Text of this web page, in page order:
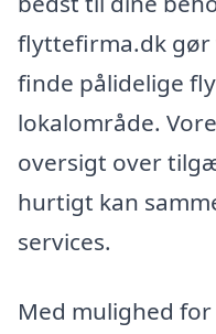
flyttefirma.dk gør
finde pålidelige
lokalområde.
oversigt over
hurtigt kan
services.
Med mulighed